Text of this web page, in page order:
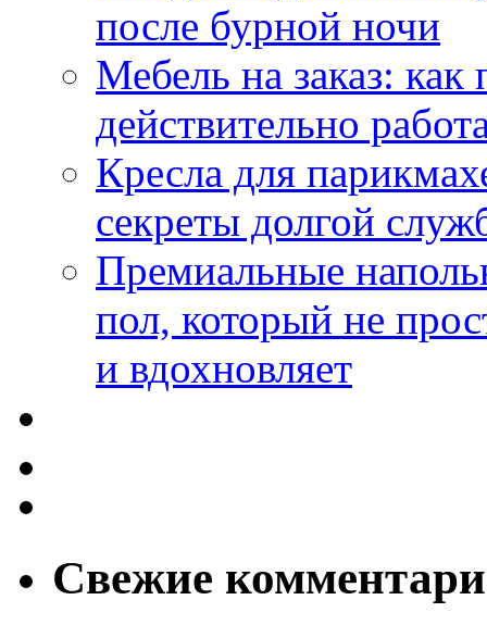
после бурной ночи
Мебель на заказ:
действительно
Кресла для
секреты долгой
Премиальные
пол, который не
и вдохновляет
Свежие